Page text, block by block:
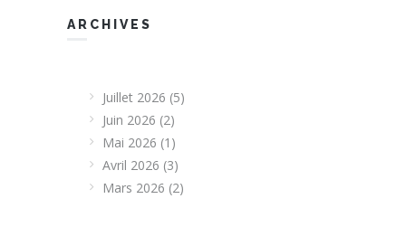
ARCHIVES
Juillet 2026 (5)
Juin 2026 (2)
Mai 2026 (1)
Avril 2026 (3)
Mars 2026 (2)